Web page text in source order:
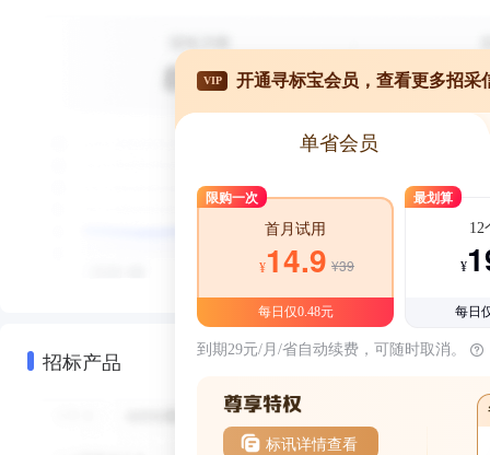
招标产品
VIP 开通寻标宝会员，查看更多招采
单省会员
限购一次
首月试用
¥14.9 ¥39
每日仅0.48元
最划算
12
¥
每日
到期29元/月/省自动续费，可随时取消。
标讯详情查看